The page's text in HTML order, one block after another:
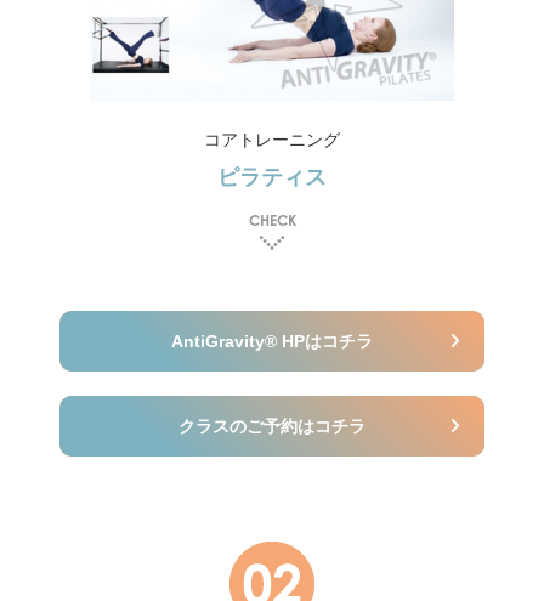
コアトレーニング
ピラティス
CHECK
AntiGravity® HPはコチラ
クラスのご予約はコチラ